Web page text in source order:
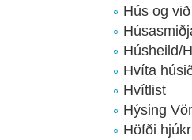
Hús og við
Húsheild/
Hvíta
Hvítlist
Hýsing
Höfði